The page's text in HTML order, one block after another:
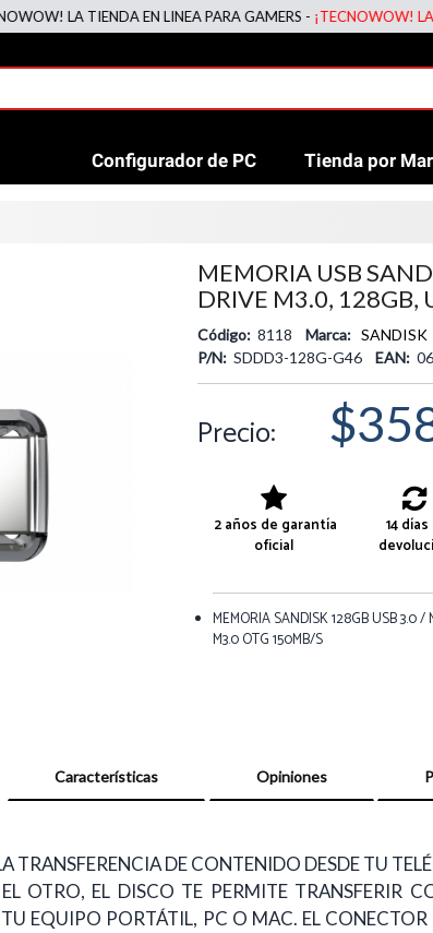
LA TIENDA EN LINEA PARA GAMERS -¡TECNOWOW! LA
Configurador de PC Tienda por
MEMORIA USB
DRIVE M3.0, 128GB,
Código: 8118 Marca: SANDISK
P/N: SDDD3-128G-G46 EAN:
Precio:
2 años de garantía
oficial
14
MEMORIA SANDISK 128GB USB 3.0
M3.0 OTG 150MB/S
Características Opiniones
TRANSFERENCIA DE CONTENIDO DESDE TU
OTRO, EL DISCO TE PERMITE TRANSFERIR
EQUIPO PORTÁTIL, PC O MAC. EL